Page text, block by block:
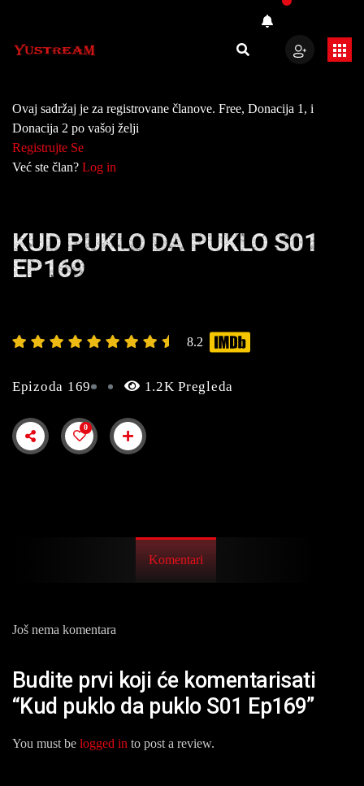
Ovaj sadržaj je za registrovane članove. Free, Donacija 1, i
Donacija 2 po vašoj želji
Registrujte Se
Već ste član? Log in
KUD PUKLO DA PUKLO S01
EP169
8.2
Epizoda 169 1.2K Pregleda
0
Komentari
Još nema komentara
Budite prvi koji će komentarisati
“Kud puklo da puklo S01 Ep169”
You must be logged in to post a review.